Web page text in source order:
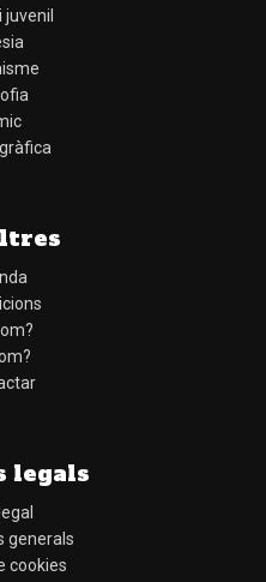
juvenil
legals
generals
cookies